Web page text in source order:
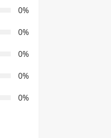
0%
0%
0%
0%
0%